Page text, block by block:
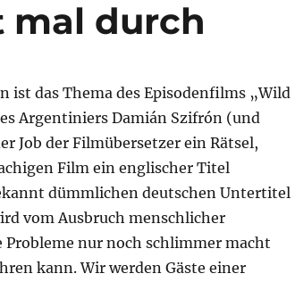
mal durch
ist das Thema des Episodenfilms „Wild
Argentiniers Damián Szifrón (und
Job der Filmübersetzer ein Rätsel,
Film ein englischer Titel
dümmlichen deutschen Untertitel
vom Ausbruch menschlicher
nur noch schlimmer macht
kann. Wir werden Gäste einer